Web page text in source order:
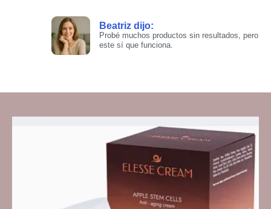
Beatriz dijo:​
Probé muchos productos sin resultados, pero
este sí que funciona.​